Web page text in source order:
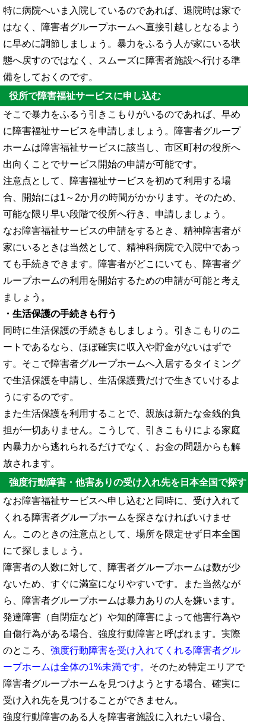
特に病院へいま入院しているのであれば、退院時は家で
はなく、障害者グループホームへ直接引越しとなるよう
に早めに調節しましょう。暴力をふるう人が家にいる状
態へ戻すのではなく、スムーズに障害者施設へ行ける準
備をしておくのです。
役所で障害福祉サービスに申し込む
そこで暴力をふるう引きこもりがいるのであれば、早め
に障害福祉サービスを申請しましょう。障害者グループ
ホームは障害福祉サービスに該当し、市区町村の役所へ
出向くことでサービス開始の申請が可能です。
注意点として、障害福祉サービスを初めて利用する場
合、開始には1～2か月の時間がかかります。そのため、
可能な限り早い段階で役所へ行き、申請しましょう。
なお障害福祉サービスの申請をするとき、精神障害者が
家にいるときは当然として、精神科病院で入院中であっ
ても手続きできます。障害者がどこにいても、障害者グ
ループホームの利用を開始するための申請が可能と考え
ましょう。
・生活保護の手続きも行う
同時に生活保護の手続きもしましょう。引きこもりのニ
ートであるなら、ほぼ確実に収入や貯金がないはずで
す。そこで障害者グループホームへ入居するタイミング
で生活保護を申請し、生活保護費だけで生きていけるよ
うにするのです。
また生活保護を利用することで、親族は新たな金銭的負
担が一切ありません。こうして、引きこもりによる家庭
内暴力から逃れられるだけでなく、お金の問題からも解
放されます。
強度行動障害・他害ありの受け入れ先を日本全国で探す
なお障害福祉サービスへ申し込むと同時に、受け入れて
くれる障害者グループホームを探さなければいけませ
ん。このときの注意点として、場所を限定せず日本全国
にて探しましょう。
障害者の人数に対して、障害者グループホームは数が少
ないため、すぐに満室になりやすいです。また当然なが
ら、障害者グループホームは暴力ありの人を嫌います。
発達障害（自閉症など）や知的障害によって他害行為や
自傷行為がある場合、強度行動障害と呼ばれます。実際
のところ、 強度行動障害を受け入れてくれる障害者グル
ープホームは全体の1%未満です。 そのため特定エリアで
障害者グループホームを見つけようとする場合、確実に
受け入れ先を見つけることができません。
強度行動障害のある人を障害者施設に入れたい場合、